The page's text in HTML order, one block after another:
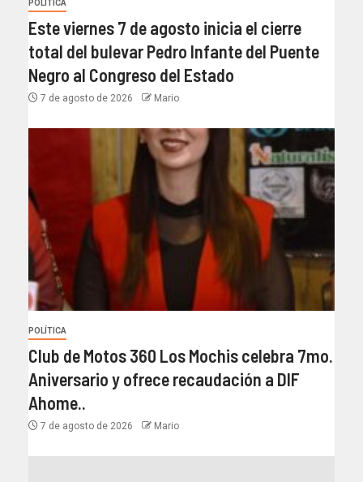
POLÍTICA
Este viernes 7 de agosto inicia el cierre
total del bulevar Pedro Infante del Puente
Negro al Congreso del Estado
7 de agosto de 2026 Mario
POLÍTICA
Club de Motos 360 Los Mochis celebra 7mo.
Aniversario y ofrece recaudación a DIF
Ahome..
7 de agosto de 2026 Mario